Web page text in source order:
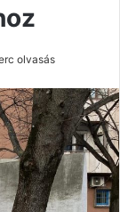
olvasás